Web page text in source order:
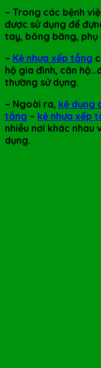
– Trong các bệnh
được sử dụng để
tay, bông băng, phụ
– Kệ nhựa xếp tầng
hộ gia đình, căn
thường sử dụng.
– Ngoài ra, kệ dụng
tầng – kệ nhựa xếp
nhiều nơi khác nhau
dụng.